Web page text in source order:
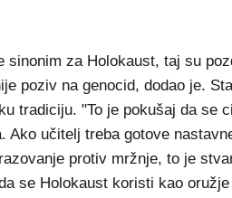
sinonim za Holokaust, taj su
poziv na genocid, dodao je.
tradiciju. "To je pokušaj da se
Ako učitelj treba gotove
protiv mržnje, to je
se Holokaust koristi kao